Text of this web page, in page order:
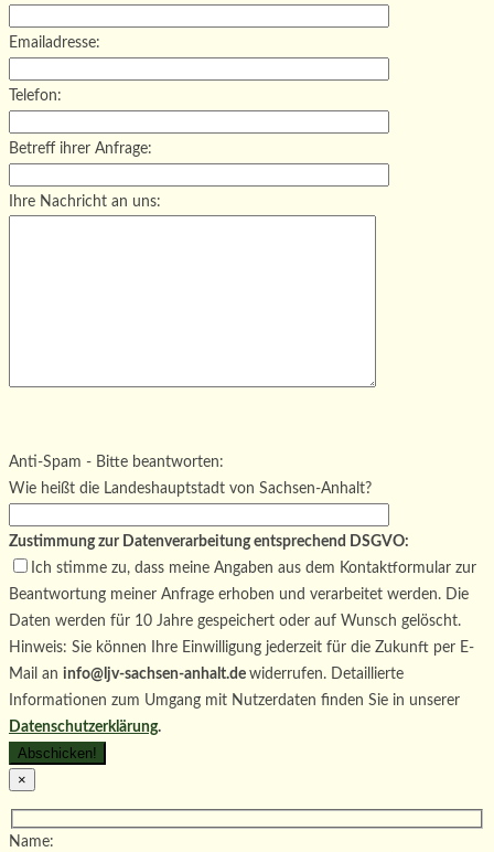
Emailadresse:
Telefon:
Betreff ihrer Anfrage:
Ihre Nachricht an uns:
Bitte lasse dieses Feld leer.
Anti-Spam - Bitte beantworten:
Wie heißt die Landeshauptstadt von Sachsen-Anhalt?
Zustimmung zur Datenverarbeitung entsprechend DSGVO:
Ich stimme zu, dass meine Angaben aus dem Kontaktformular zur
Beantwortung meiner Anfrage erhoben und verarbeitet werden. Die
Daten werden für 10 Jahre gespeichert oder auf Wunsch gelöscht.
Hinweis: Sie können Ihre Einwilligung jederzeit für die Zukunft per E-
Mail an info@ljv-sachsen-anhalt.de widerrufen. Detaillierte
Informationen zum Umgang mit Nutzerdaten finden Sie in unserer
Datenschutzerklärung.
×
Name: